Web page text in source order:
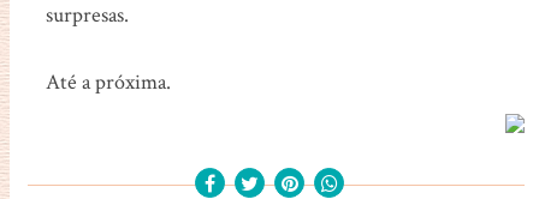
surpresas.
Até a próxima.